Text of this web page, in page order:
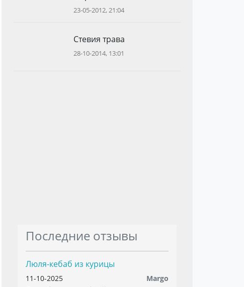
23-05-2012, 21:04
Стевия трава
28-10-2014, 13:01
Последние отзывы
Люля-кебаб из курицы
11-10-2025
Margo